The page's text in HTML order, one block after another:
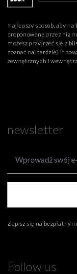
Najlepszy sposób, aby
proponowane przez nią
możesz przyjrzeć się z
poznać najbardziej
zewnętrznych i
newsletter
Zapisz się na bezpłatny
Follow us